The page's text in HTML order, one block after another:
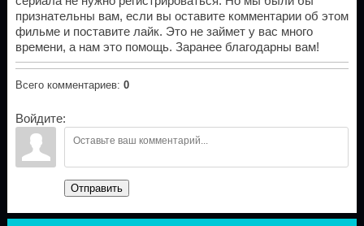
признательны вам, если вы оставите комментарии об этом
фильме и поставите лайк. Это не займет у вас много
времени, а нам это помощь. Заранее благодарны вам!
Всего комментариев: 0
Войдите:
Отправить